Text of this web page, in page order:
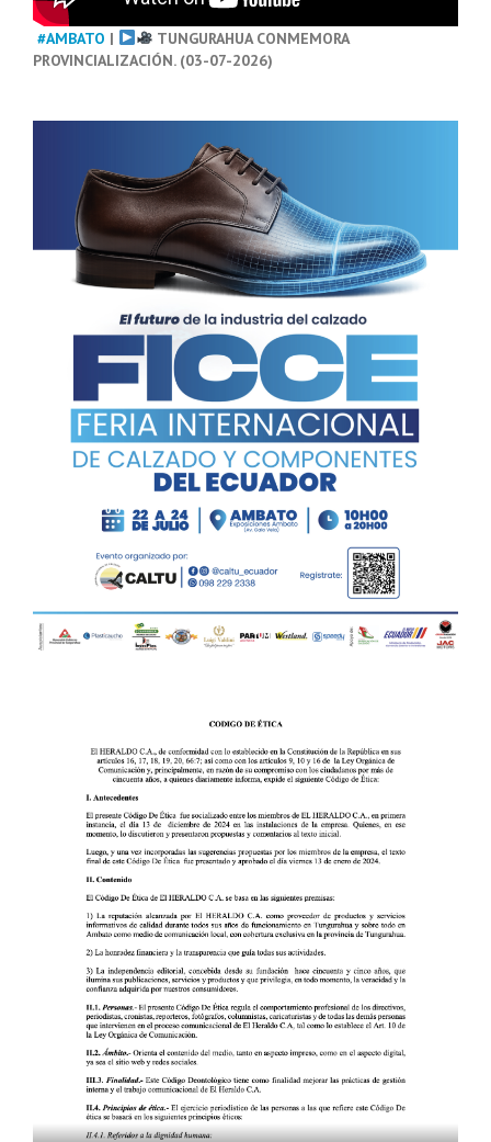
#AMBATO |
TUNGURAHUA CONMEMORA
PROVINCIALIZACIÓN. (03-07-2026)